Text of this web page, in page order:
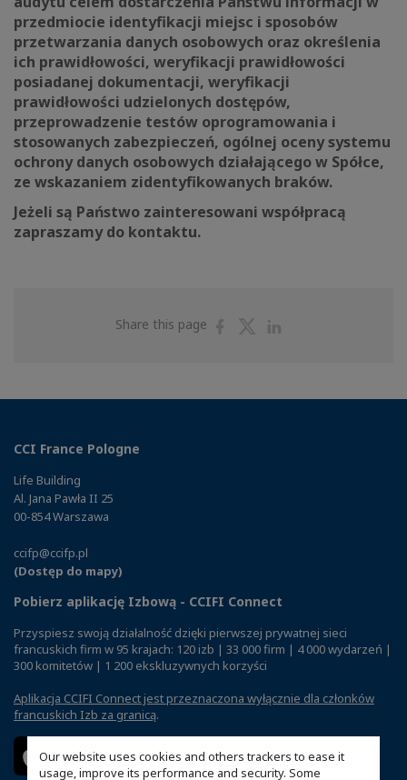
Our website uses cookies and others trackers to ease it
usage, improve its performance and security. Some
przedmiocie identyfikacji miejsc i sposobów
przetwarzania danych osobowych oraz określenia
ich prawidłowości, weryfikacji prawidłowości
posiadanej dokumentacji, weryfikacji
prawidłowości udzielonych dostępów,
przeprowadzenie testów oprogramowania i
stosowanych zabezpieczeń, ogólnej oceny systemu
ochrony danych osobowych działającego w Spółce,
ze wskazaniem zidentyfikowanych braków.
Jeżeli są Państwo zainteresowani współpracą
zapraszamy do kontaktu.
Share this page
ShareShare
CCI France Pologne
Life Building
Al. Jana Pawła II 25
00-854 Warszawa
ccifp@ccifp.pl
(Dostęp do mapy)
Pobierz aplikację Izbową - CCIFI Connect
Przyspiesz swoją działalność dzięki pierwszej prywatnej sieci
francuskich firm w 95 krajach: 120 izb | 33 000 firm | 4 000 wydarzeń |
300 komitetów | 1 200 ekskluzywnych korzyści
Aplikacja CCIFI Connect jest przeznaczona wyłącznie dla członków
francuskich Izb za granicą.